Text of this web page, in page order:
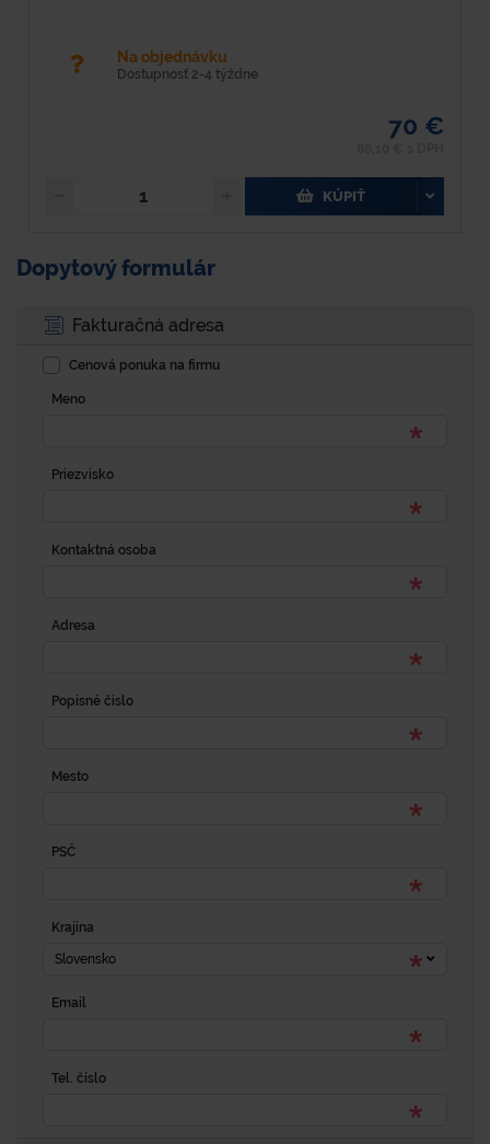
Na objednávku
Dostupnosť 2-4 týždne
70 €
KÚPIŤ
Dopytový formulár
Fakturačná adresa
Cenová ponuka na firmu
Meno
Priezvisko
Kontaktná osoba
Adresa
Popisné číslo
Mesto
PSČ
Krajina
Slovensko
Email
Tel. číslo